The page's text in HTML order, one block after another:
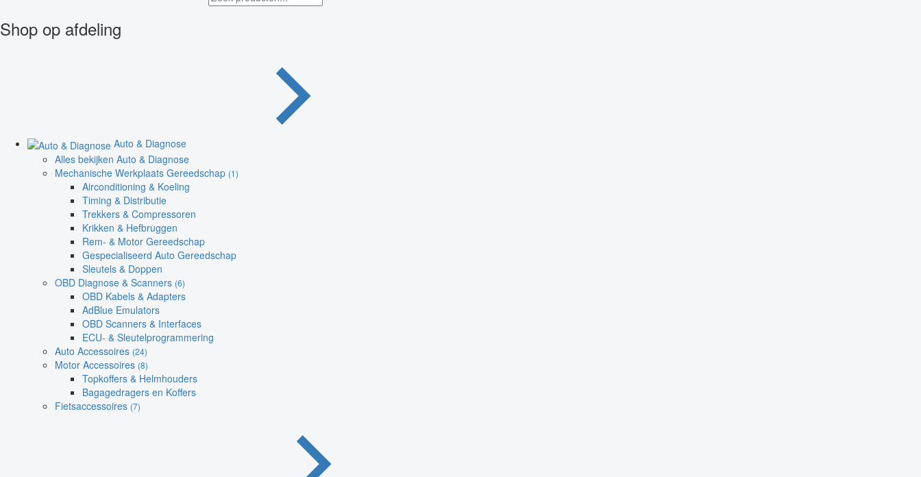
Shop op afdeling
Auto & Diagnose
Alles bekijken Auto & Diagnose
Mechanische Werkplaats Gereedschap (1)
Airconditioning & Koeling
Timing & Distributie
Trekkers & Compressoren
Krikken & Hefbruggen
Rem- & Motor Gereedschap
Gespecialiseerd Auto Gereedschap
Sleutels & Doppen
OBD Diagnose & Scanners (6)
OBD Kabels & Adapters
AdBlue Emulators
OBD Scanners & Interfaces
ECU- & Sleutelprogrammering
Auto Accessoires (24)
Motor Accessoires (8)
Topkoffers & Helmhouders
Bagagedragers en Koffers
Fietsaccessoires (7)